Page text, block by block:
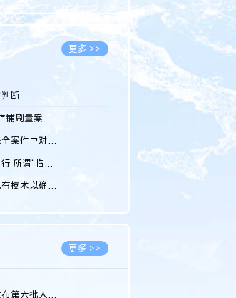
2026.08.05
更多 >>
断
淘宝“B站推荐”店铺刷量案维持原判，两被告连带赔偿150万元
专利诉前行为保全案件中对仿制药申请人曾作出三类声明的考量及违...
直播带货诋毁同行 所谓“临场发挥”不免责
借助软件复现现有技术以确认相关参数特征是否被公开
更多 >>
最高人民法院发布第六批人民法院种业知识产权司法保护典型案例 含...